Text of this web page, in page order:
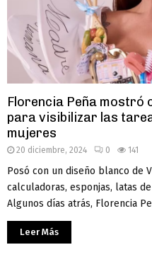
Florencia Peña
para visibilizar las
mujeres
20 diciembre, 2024 0 141
Posó con un diseño blanco de
calculadoras, esponjas, latas
Algunos días atrás, Florencia
Leer Más